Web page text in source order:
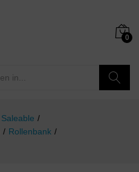
0
Saleable /
/ Rollenbank /